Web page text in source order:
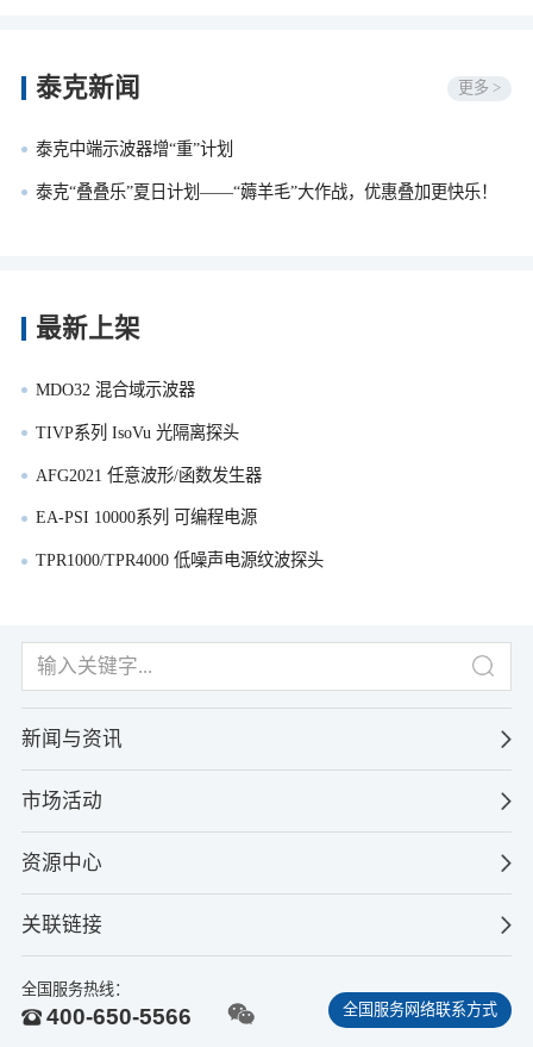
泰克新闻 更多 >
泰克中端示波器增“重”计划
泰克“叠叠乐”夏日计划——“薅羊毛”大作战，优惠叠加更快乐！
最新上架
MDO32 混合域示波器
TIVP系列 IsoVu 光隔离探头
AFG2021 任意波形/函数发生器
EA-PSI 10000系列 可编程电源
TPR1000/TPR4000 低噪声电源纹波探头
新闻与资讯
市场活动
资源中心
关联链接
全国服务热线：
400-650-5566 全国服务网络联系方式